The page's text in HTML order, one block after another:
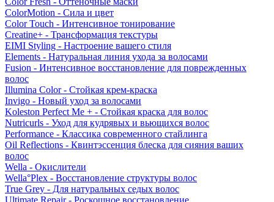
ColorMotion - Сила и цвет
Color Touch - Интенсивное тонирование
Creatine+ - Трансформация текстуры
EIMI Styling - Настроение вашего стиля
Elements - Натуральная линия ухода за волосами
Fusion - Интенсивное восстановление для поврежденных
волос
Illumina Color - Стойкая крем-краска
Invigo - Новый уход за волосами
Koleston Perfect Me + - Стойкая краска для волос
Nutricurls - Уход для кудрявых и вьющихся волос
Performance - Классика современного стайлинга
Oil Reflections - Квинтэссенция блеска для сияния ваших
волос
Wella - Окислители
Wella°Plex - Восстановление структуры волос
True Grey - Для натуральных седых волос
Ultimate Repair - Роскошное восстановление